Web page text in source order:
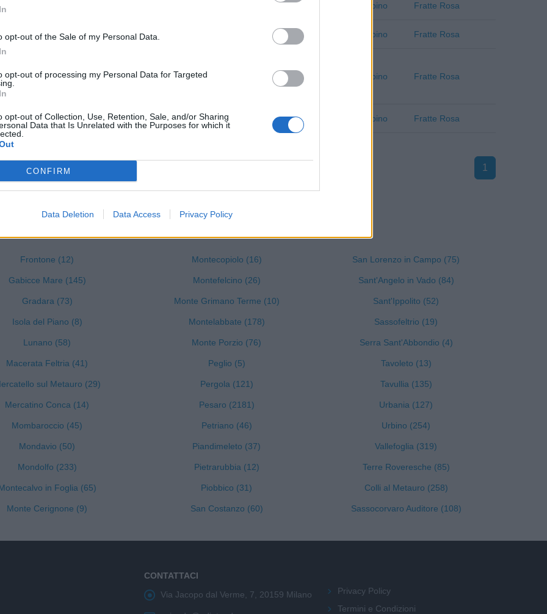
opt-out of the Sale of my Personal Data.
opt-out of processing my Personal Data for Targeted
opt-out of Collection, Use, Retention, Sale, and/or Sharing
Data that Is Unrelated with the Purposes for which it
CONFIRM
Data Deletion Data Access Privacy Policy
ROBERTO & C. S.N.C. Pesaro e Urbino Fratte Rosa
GIOMBI DANIELE Pesaro e Urbino Fratte Rosa
LIMITATA
0-1 milioni Pesaro e Urbino Fratte Rosa
SRLS 0-1 milioni Pesaro e Urbino Fratte Rosa
1
tutti i comuni della provincia di Pesaro e Urbino
Frontone (12)
Gabicce Mare (145)
Gradara (73)
Isola del Piano (8)
Lunano (58)
Macerata Feltria (41)
sul Metauro (29)
Mercatino Conca (14)
Mombaroccio (45)
Mondavio (50)
Mondolfo (233)
in Foglia (65)
Monte Cerignone (9)
Montecopiolo (16)
Montefelcino (26)
Monte Grimano Terme (10)
Montelabbate (178)
Monte Porzio (76)
Peglio (5)
Pergola (121)
Pesaro (2181)
Petriano (46)
Piandimeleto (37)
Pietrarubbia (12)
Piobbico (31)
San Costanzo (60)
San Lorenzo in Campo (75)
Sant'Angelo in Vado (84)
Sant'Ippolito (52)
Sassofeltrio (19)
Serra Sant'Abbondio (4)
Tavoleto (13)
Tavullia (135)
Urbania (127)
Urbino (254)
Vallefoglia (319)
Terre Roveresche (85)
Colli al Metauro (258)
Sassocorvaro Auditore (108)
CONTATTACI
Via Jacopo dal Verme, 7, 20159 Milano
Privacy Policy
Termini e Condizioni